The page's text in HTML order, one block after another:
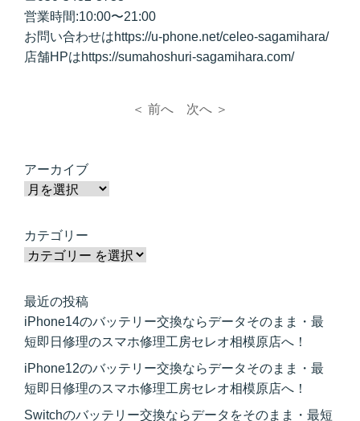
営業時間:10:00〜21:00
お問い合わせはhttps://u-phone.net/celeo-sagamihara/
店舗HPはhttps://sumahoshuri-sagamihara.com/
＜ 前へ 次へ ＞
アーカイブ
カテゴリー
最近の投稿
iPhone14のバッテリー交換ならデータそのまま・最
短即日修理のスマホ修理工房セレオ相模原店へ！
iPhone12のバッテリー交換ならデータそのまま・最
短即日修理のスマホ修理工房セレオ相模原店へ！
Switchのバッテリー交換ならデータをそのまま・最短